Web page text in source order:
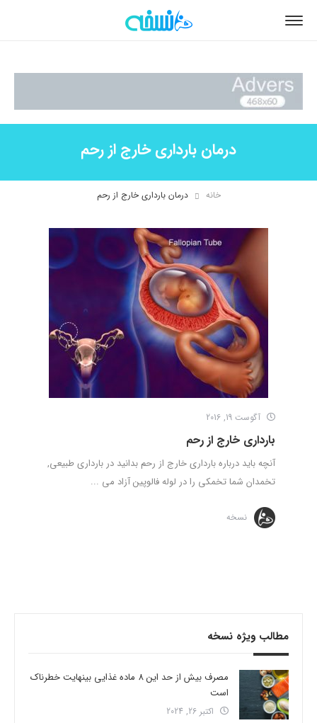
درمان بارداری خارج از رحم
خانه درمان بارداری خارج از رحم
آگوست 19, 2016
بارداری خارج از رحم
آنچه باید درباره بارداری خارج از رحم بدانید در بارداری طبیعی,
تخمدان شما تخمکی را در لوله فالوپین آزاد می ...
نسخه
مطالب ویژه نسخه
مصرف بیش از حد این 8 ماده غذایی بینهایت خطرناک
است
اکتبر 26, 2024